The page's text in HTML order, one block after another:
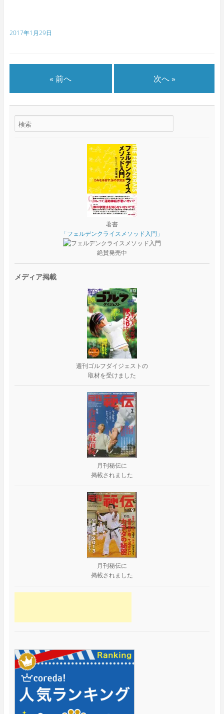
2017年1月29日
« 前へ 次へ »
著書
「フェルデンクライスメソッド入門」
絶賛発売中
メディア掲載
週刊ゴルフダイジェストの
取材を受けました
月刊秘伝に
掲載されました
月刊秘伝に
掲載されました